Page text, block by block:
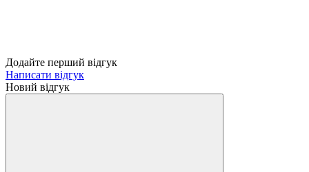
Додайте перший відгук
Написати відгук
Новий відгук